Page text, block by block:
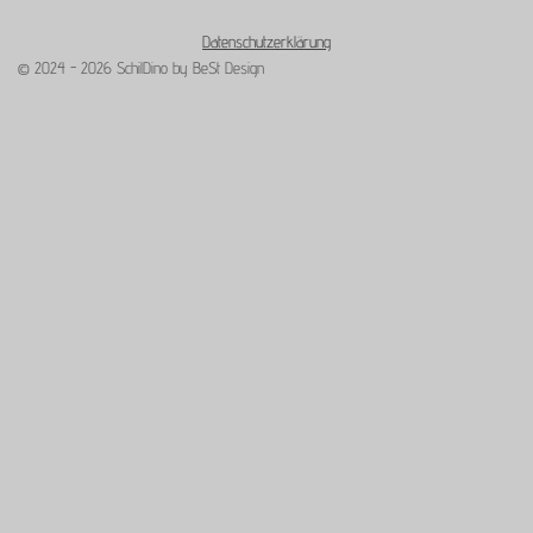
Datenschutzerklärung
© 2024 - 2026 SchilDino by BeSt Design